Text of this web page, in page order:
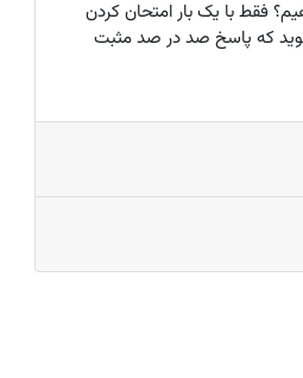
فقط با یک بار امتحان کردن
که پاسخ صد در صد مثبت